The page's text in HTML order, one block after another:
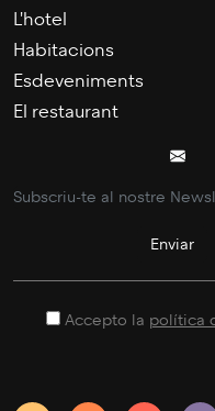
L'hotel
Habitacions
Esdeveniments
El restaurant
Accepto la política